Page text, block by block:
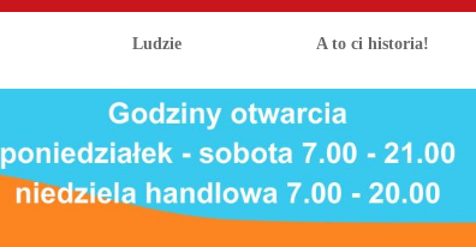
Ludzie A to ci historia!